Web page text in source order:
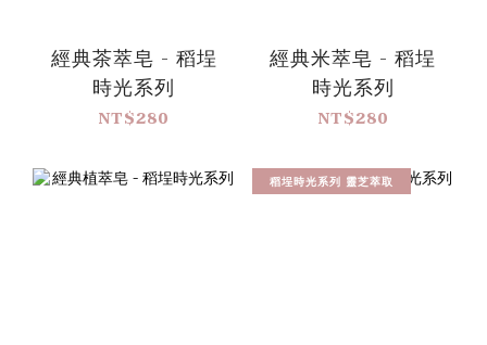
經典茶萃皂 - 稻埕
時光系列
NT$280
經典米萃皂 - 稻埕
時光系列
NT$280
稻埕時光系列 靈芝萃取